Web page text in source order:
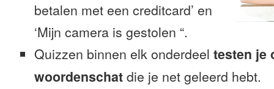
betalen met een creditcard’ en
‘Mijn camera is gestolen “.
Quizzen binnen elk onderdeel testen je
woordenschat die je net geleerd hebt.